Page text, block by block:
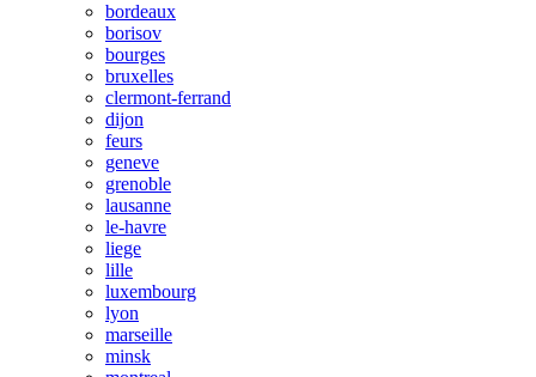
bordeaux
borisov
bourges
bruxelles
clermont-ferrand
dijon
feurs
geneve
grenoble
lausanne
le-havre
liege
lille
luxembourg
lyon
marseille
minsk